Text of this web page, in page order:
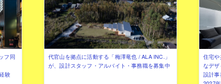
フ同
験
代官山を拠点に活動する「梅澤竜也 / ALA INC.」
が、設計スタッフ・アルバイト・事務職を募集中
住宅
なデ
設計